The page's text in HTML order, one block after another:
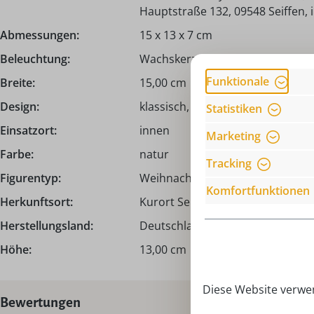
Hauptstraße 132, 09548 Seiffen,
Abmessungen:
15 x 13 x 7 cm
Beleuchtung:
Wachskerzen -
Breite:
15,00 cm
Design:
klassisch, traditionell
Einsatzort:
innen
Farbe:
natur
Figurentyp:
Weihnachtskerzenhalter
Herkunftsort:
Kurort Seiffen | Erzgebirge
Herstellungsland:
Deutschland - Made in Germany
Höhe:
13,00 cm
Bewertungen
Funktionale
Statistiken
Marketing
Tracking
Komfortfunktionen
Diese Website